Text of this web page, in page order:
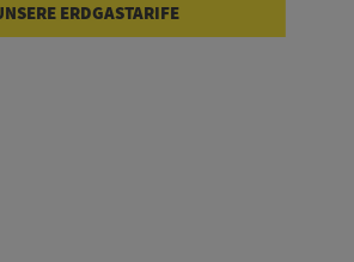
ERDGASTARIFE